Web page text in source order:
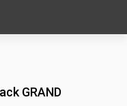
GRAND